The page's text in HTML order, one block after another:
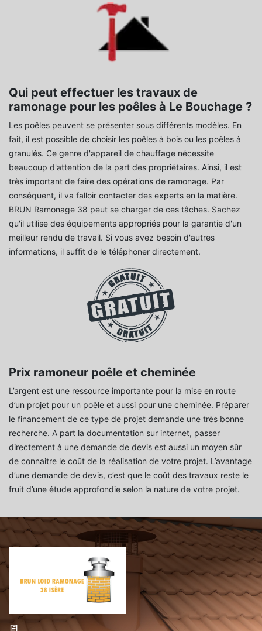
Qui peut effectuer les travaux de
ramonage pour les poêles à Le Bouchage ?
Les poêles peuvent se présenter sous différents modèles. En
fait, il est possible de choisir les poêles à bois ou les poêles à
granulés. Ce genre d'appareil de chauffage nécessite
beaucoup d'attention de la part des propriétaires. Ainsi, il est
très important de faire des opérations de ramonage. Par
conséquent, il va falloir contacter des experts en la matière.
BRUN Ramonage 38 peut se charger de ces tâches. Sachez
qu'il utilise des équipements appropriés pour la garantie d'un
meilleur rendu de travail. Si vous avez besoin d'autres
informations, il suffit de le téléphoner directement.
Prix ramoneur poêle et cheminée
L’argent est une ressource importante pour la mise en route
d’un projet pour un poêle et aussi pour une cheminée. Préparer
le financement de ce type de projet demande une très bonne
recherche. A part la documentation sur internet, passer
directement à une demande de devis est aussi un moyen sûr
de connaitre le coût de la réalisation de votre projet. L’avantage
d’une demande de devis, c’est que le coût des travaux reste le
fruit d’une étude approfondie selon la nature de votre projet.